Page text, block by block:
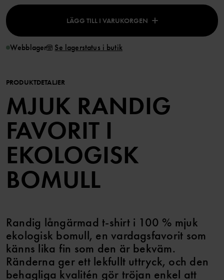
LÄGG TILL I VARUKORGEN
Webblager Se lagerstatus i butik
PRODUKTDETALJER
MJUK RANDIG
FAVORIT I
EKOLOGISK
BOMULL
Randig långärmad t-shirt i 100 % mjuk
ekologisk bomull, en vardagsfavorit som
känns lika fin som den är bekväm.
Ränderna ger ett lekfullt uttryck, och den
behagliga kvalitén gör tröjan enkel att